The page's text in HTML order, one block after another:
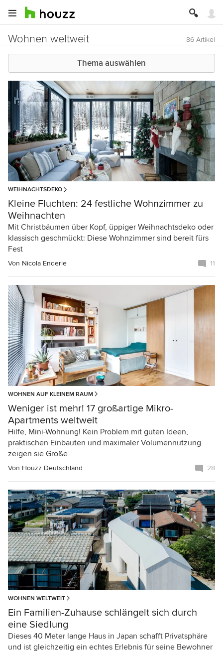
Wohnen weltweit 86 Artikel
Thema auswählen
WEIHNACHTSDEKO
Kleine Fluchten: 24 festliche Wohnzimmer zu
Weihnachten
Mit Christbäumen über Kopf, üppiger Weihnachtsdeko oder
klassisch geschmückt: Diese Wohnzimmer sind bereit fürs
Fest
Von Nicola Enderle 11
WOHNEN AUF KLEINEM RAUM
Weniger ist mehr! 17 großartige Mikro-
Apartments weltweit
Hilfe, Mini-Wohnung! Kein Problem mit guten Ideen,
praktischen Einbauten und maximaler Volumennutzung
zeigen sie Größe
Von Houzz Deutschland 28
WOHNEN WELTWEIT
Ein Familien-Zuhause schlängelt sich durch
eine Siedlung
Dieses 40 Meter lange Haus in Japan schafft Privatsphäre
und ist gleichzeitig ein echtes Erlebnis für seine Bewohner